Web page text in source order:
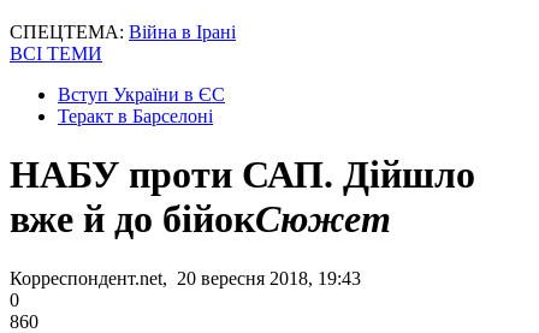
СПЕЦТЕМА: Війна в Ірані
ВСІ ТЕМИ
Вступ України в ЄС
Теракт в Барселоні
НАБУ проти САП. Дійшло
вже й до бійокСюжет
Корреспондент.net, 20 вересня 2018, 19:43
0
860